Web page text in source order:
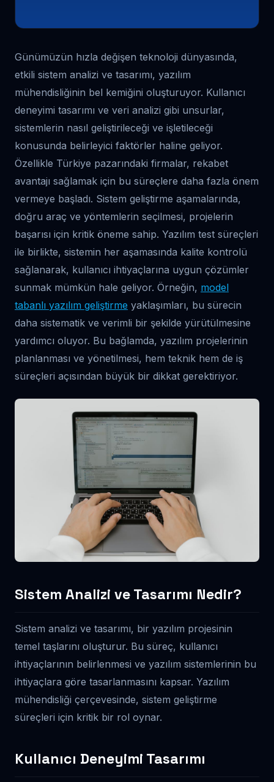
Günümüzün hızla değişen teknoloji dünyasında,
etkili sistem analizi ve tasarımı, yazılım
mühendisliğinin bel kemiğini oluşturuyor. Kullanıcı
deneyimi tasarımı ve veri analizi gibi unsurlar,
sistemlerin nasıl geliştirileceği ve işletileceği
konusunda belirleyici faktörler haline geliyor.
Özellikle Türkiye pazarındaki firmalar, rekabet
avantajı sağlamak için bu süreçlere daha fazla önem
vermeye başladı. Sistem geliştirme aşamalarında,
doğru araç ve yöntemlerin seçilmesi, projelerin
başarısı için kritik öneme sahip. Yazılım test süreçleri
ile birlikte, sistemin her aşamasında kalite kontrolü
sağlanarak, kullanıcı ihtiyaçlarına uygun çözümler
sunmak mümkün hale geliyor. Örneğin, model
tabanlı yazılım geliştirme yaklaşımları, bu sürecin
daha sistematik ve verimli bir şekilde yürütülmesine
yardımcı oluyor. Bu bağlamda, yazılım projelerinin
planlanması ve yönetilmesi, hem teknik hem de iş
süreçleri açısından büyük bir dikkat gerektiriyor.
Sistem Analizi ve Tasarımı Nedir?
Sistem analizi ve tasarımı, bir yazılım projesinin
temel taşlarını oluşturur. Bu süreç, kullanıcı
ihtiyaçlarının belirlenmesi ve yazılım sistemlerinin bu
ihtiyaçlara göre tasarlanmasını kapsar. Yazılım
mühendisliği çerçevesinde, sistem geliştirme
süreçleri için kritik bir rol oynar.
Kullanıcı Deneyimi Tasarımı